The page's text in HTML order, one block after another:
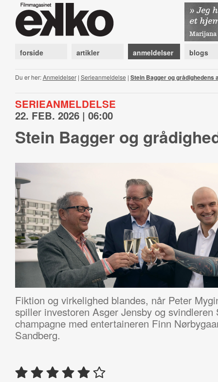
forside artikler anmeldelser blogs
Du er her:Anmeldelser| Serieanmeldelse | Stein Bagger og grådighedens
SERIEANMELDELSE
22. FEB. 2026 | 06:00
Stein Bagger og
Fiktion og virkelighed blandes, når Peter
spiller investoren Asger Jensby og
champagne med entertaineren Finn
Sandberg.